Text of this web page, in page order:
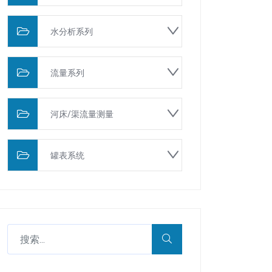
水分析系列
流量系列
河床/渠流量测量
罐表系统